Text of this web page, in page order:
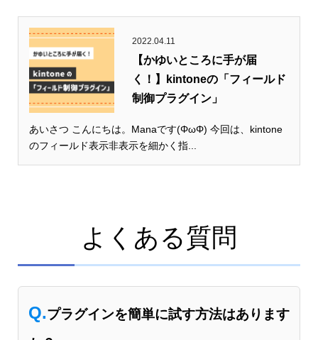
2022.04.11
【かゆいところに手が届
く！】kintoneの「フィールド
制御プラグイン」
あいさつ こんにちは。Manaです(ΦωΦ) 今回は、kintone
のフィールド表示非表示を細かく指...
よくある質問
Q.プラグインを簡単に試す方法はあります